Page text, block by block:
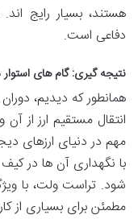
هستند، بسیار رایج
دفاعی است.
نتیجه گیری: گام های
همانطور که دیدیم،
انتقال مستقیم ارز از
مهم در دنیای ارزهای
با نگهداری آن ها در
شود. تراست ولت، با
مطمئن برای بسیاری از